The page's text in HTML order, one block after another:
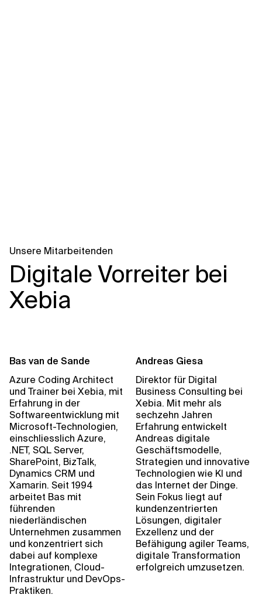
Unsere Mitarbeitenden
Digitale Vorreiter bei
Xebia
Bas van de Sande
Azure Coding Architect
und Trainer bei Xebia, mit
Erfahrung in der
Softwareentwicklung mit
Microsoft-Technologien,
einschliesslich Azure,
.NET, SQL Server,
SharePoint, BizTalk,
Dynamics CRM und
Xamarin. Seit 1994
arbeitet Bas mit
führenden
niederländischen
Unternehmen zusammen
und konzentriert sich
dabei auf komplexe
Integrationen, Cloud-
Infrastruktur und DevOps-
Praktiken.
Andreas Giesa
Direktor für Digital
Business Consulting bei
Xebia. Mit mehr als
sechzehn Jahren
Erfahrung entwickelt
Andreas digitale
Geschäftsmodelle,
Strategien und innovative
Technologien wie KI und
das Internet der Dinge.
Sein Fokus liegt auf
kundenzentrierten
Lösungen, digitaler
Exzellenz und der
Befähigung agiler Teams,
digitale Transformation
erfolgreich umzusetzen.